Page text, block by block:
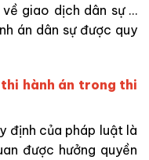
giao dịch dân sự …
án dân sự được quy
thi hành án trong thi
định của pháp luật là
được hưởng quyền